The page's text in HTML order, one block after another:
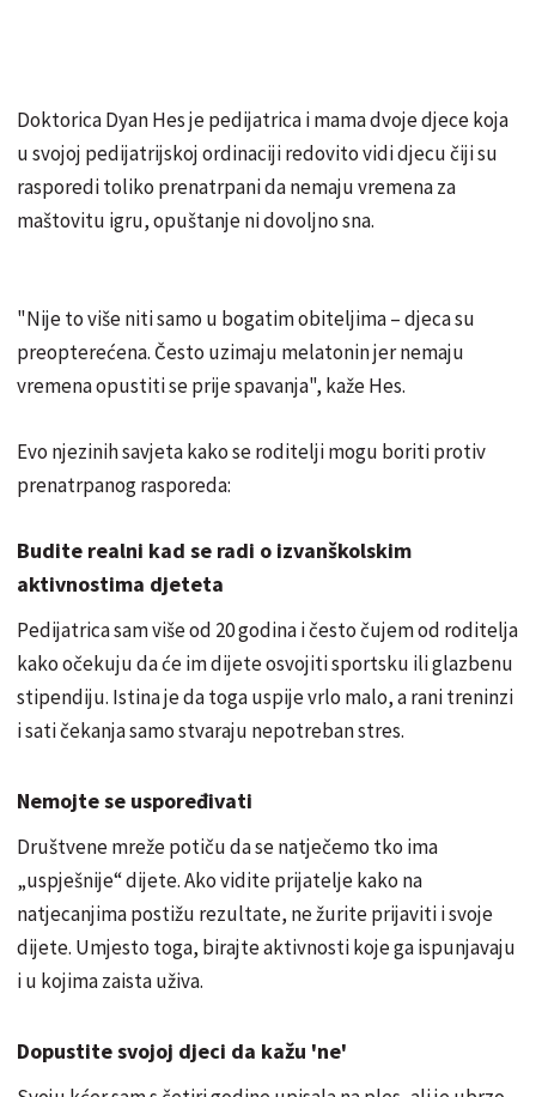
Doktorica Dyan Hes je pedijatrica i mama dvoje djece koja
u svojoj pedijatrijskoj ordinaciji redovito vidi djecu čiji su
rasporedi toliko prenatrpani da nemaju vremena za
maštovitu igru, opuštanje ni dovoljno sna.
"Nije to više niti samo u bogatim obiteljima – djeca su
preopterećena. Često uzimaju melatonin jer nemaju
vremena opustiti se prije spavanja", kaže Hes.
Evo njezinih savjeta kako se roditelji mogu boriti protiv
prenatrpanog rasporeda:
Budite realni kad se radi o izvanškolskim
aktivnostima djeteta
Pedijatrica sam više od 20 godina i često čujem od roditelja
kako očekuju da će im dijete osvojiti sportsku ili glazbenu
stipendiju. Istina je da toga uspije vrlo malo, a rani treninzi
i sati čekanja samo stvaraju nepotreban stres.
Nemojte se uspoređivati
Društvene mreže potiču da se natječemo tko ima
„uspješnije“ dijete. Ako vidite prijatelje kako na
natjecanjima postižu rezultate, ne žurite prijaviti i svoje
dijete. Umjesto toga, birajte aktivnosti koje ga ispunjavaju
i u kojima zaista uživa.
Dopustite svojoj djeci da kažu 'ne'